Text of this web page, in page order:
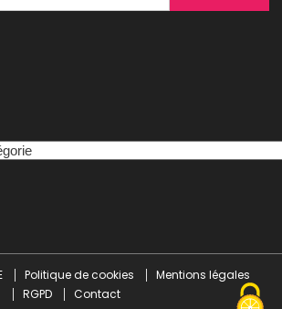
Politique de cookies
Mentions légales
RGPD
Contact